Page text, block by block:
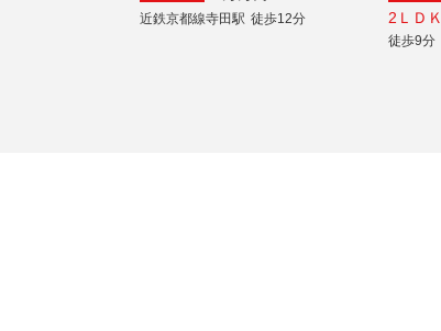
近鉄京都線寺田駅 徒歩12分
2ＬＤＫ
徒歩9分